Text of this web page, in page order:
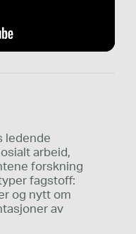
ledende
arbeid,
forskning
fagstoff:
og nytt om
av